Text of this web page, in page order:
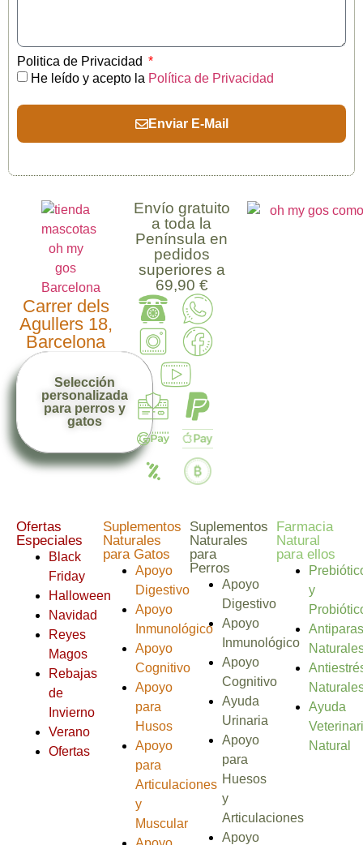
Politica de Privacidad
He leído y acepto la Política de Privacidad
Enviar E-Mail
Carrer dels
Agullers 18,
Barcelona
Selección
personalizada
para perros y
gatos
Envío gratuito
a toda la
Península en
pedidos
superiores a
69,90 €
Ofertas
Especiales
Black
Friday
Halloween
Navidad
Reyes
Magos
Rebajas
de
Invierno
Verano
Ofertas
Suplementos
Naturales
para Gatos
Apoyo
Digestivo
Apoyo
Inmunológico
Apoyo
Cognitivo
Apoyo
para
Husos
Apoyo
para
Articulaciones
y
Muscular
Suplementos
Naturales
para
Perros
Apoyo
Digestivo
Apoyo
Inmunológico
Apoyo
Cognitivo
Ayuda
Urinaria
Apoyo
para
Huesos
y
Articulaciones
Apoyo
Farmacia
Natural
para ellos
y
Ayuda
Natural